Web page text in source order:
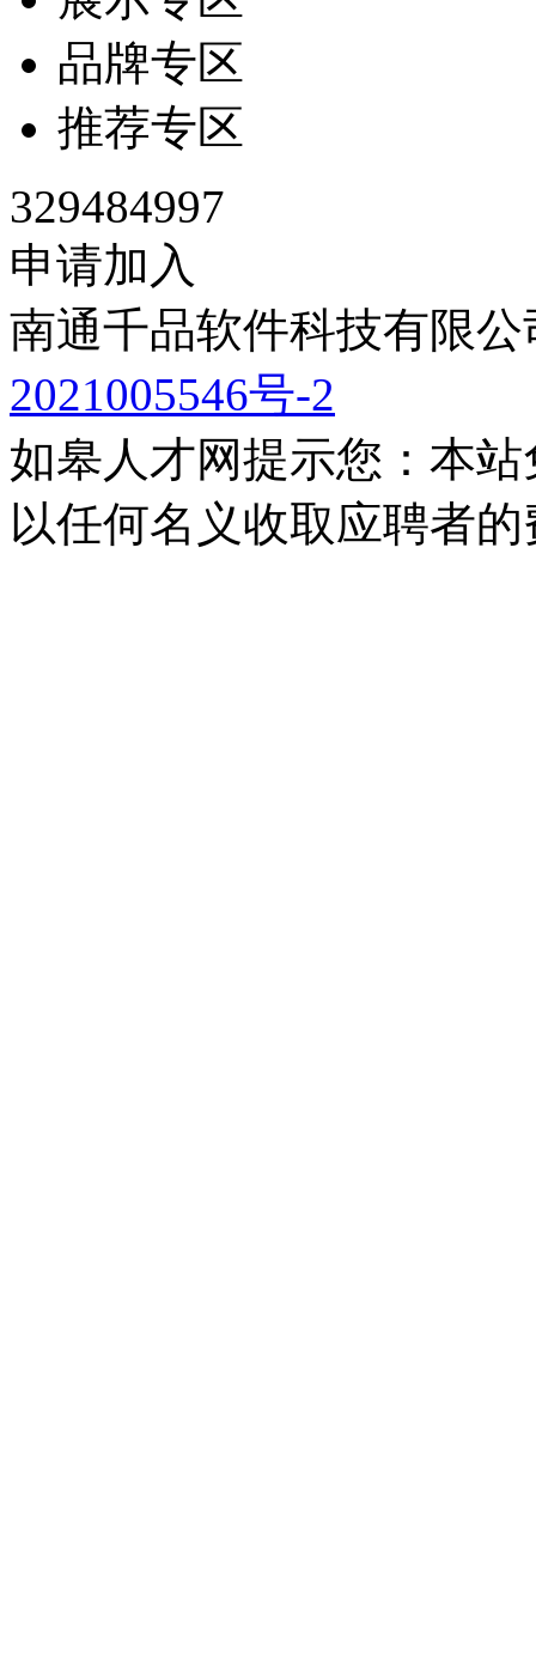
品牌专区
推荐专区
329484997
申请加入
南通千品软件科技有限
2021005546号-2
如皋人才网提示您：本
以任何名义收取应聘者